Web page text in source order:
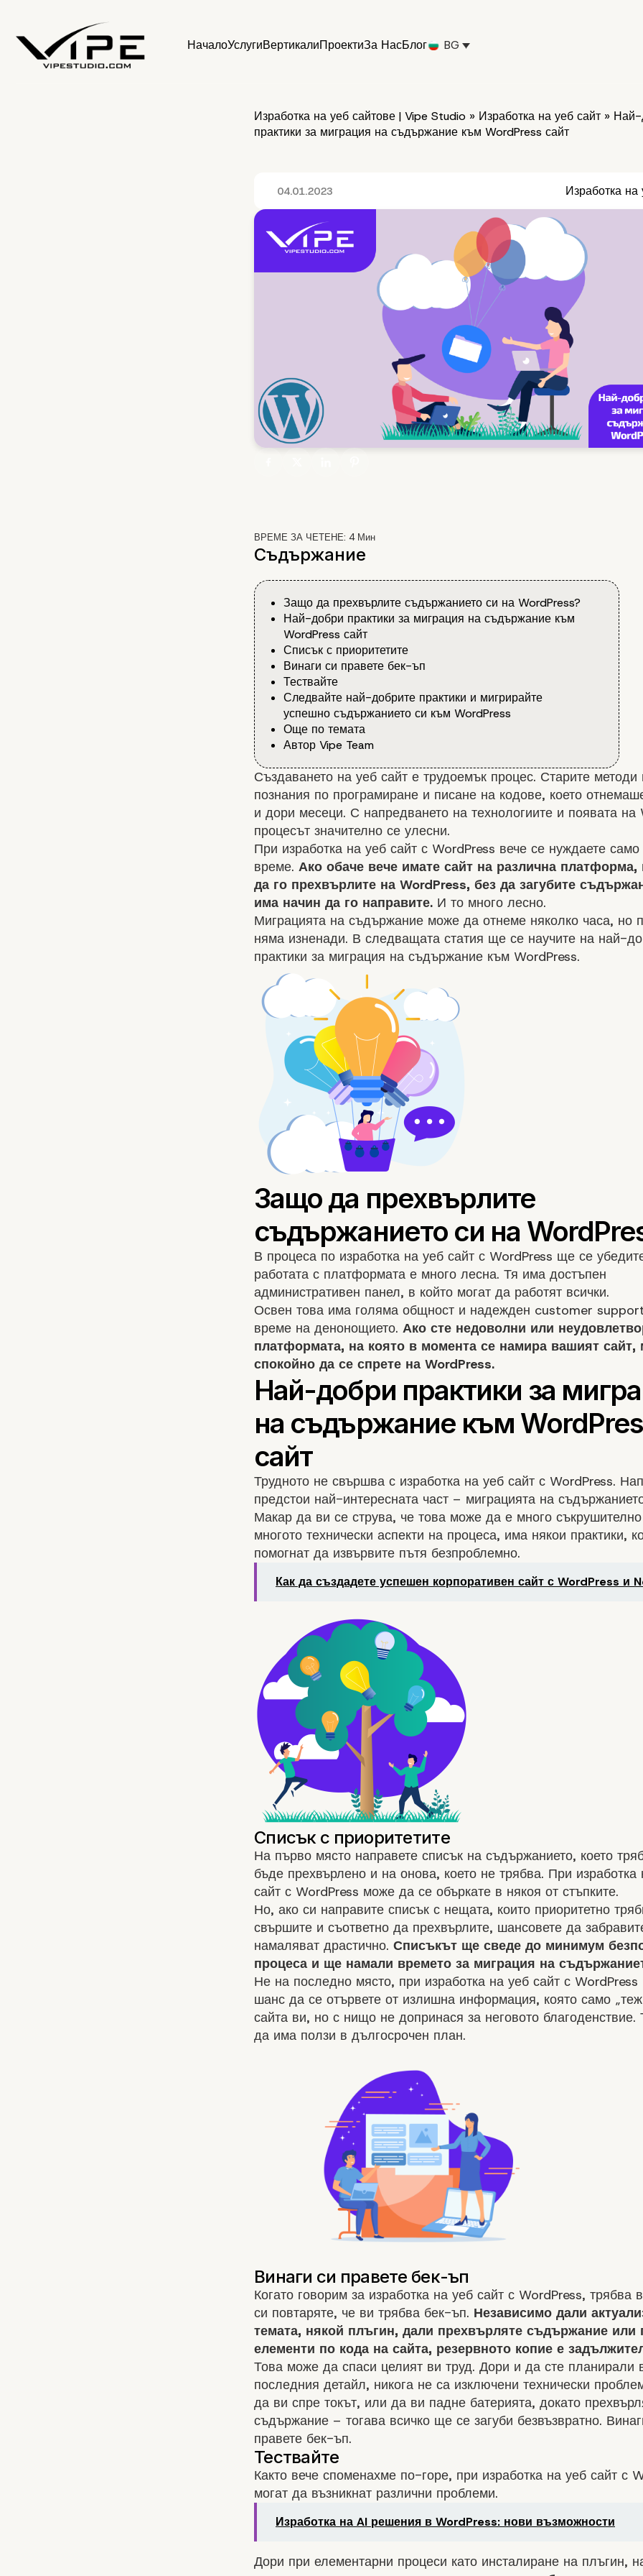
НачалоУслугиВертикалиПроектиЗа НасБлог BG
Изработка на уеб сайтове | Vipe Studio » Изработка на уеб сайт » Най-
практики за миграция на съдържание към WordPress сайт
04.01.2023 Изработка на
ВРЕМЕ ЗА ЧЕТЕНЕ: 4Мин
Съдържание
Защо да прехвърлите съдържанието си на WordPress?
Най-добри практики за миграция на съдържание към
WordPress сайт
Списък с приоритетите
Винаги си правете бек-ъп
Тествайте
Следвайте най-добрите практики и мигрирайте
успешно съдържанието си към WordPress
Още по темата
Автор Vipe Team
Създаването на уеб сайт е трудоемък процес. Старите методи
познания по програмиране и писане на кодове, което
и дори месеци. С напредването на технологиите и появата на
процесът значително се улесни.
При изработка на уеб сайт с WordPress вече се нуждаете
време. Ако обаче вече имате сайт на различна платформа,
да го прехвърлите на WordPress, без да загубите
има начин да го направите. И то много лесно.
Миграцията на съдържание може да отнеме няколко часа, но
няма изненади. В следващата статия ще се научите на най-
практики за миграция на съдържание към WordPress.
В процеса по изработка на уеб сайт с WordPress ще се
работата с платформата е много лесна. Тя има достъпен
административен панел, в който могат да работят всички.
Освен това има голяма общност и надежден customer
време на денонощието. Ако сте недоволни или
платформата, на която в момента се намира вашият сайт,
спокойно да се спрете на WordPress.
Трудното не свършва с изработка на уеб сайт с WordPress.
предстои най-интересната част – миграцията на
Макар да ви се струва, че това може да е много
многото технически аспекти на процеса, има някои практики,
помогнат да извървите пътя безпроблемно.
Как да създадете успешен корпоративен сайт с WordPress и
На първо място направете списък на съдържанието, което
бъде прехвърлено и на онова, което не трябва. При изработка
сайт с WordPress може да се объркате в някоя от стъпките.
Но, ако си направите списък с нещата, които приоритетно
свършите и съответно да прехвърлите, шансовете да
намаляват драстично. Списъкът ще сведе до минимум
процеса и ще намали времето за миграция на
Не на последно място, при изработка на уеб сайт с WordPress
шанс да се отървете от излишна информация, която само
сайта ви, но с нищо не допринася за неговото
да има ползи в дългосрочен план.
Когато говорим за изработка на уеб сайт с WordPress, трябва
си повтаряте, че ви трябва бек-ъп. Независимо дали
темата, някой плъгин, дали прехвърляте съдържание или
елементи по кода на сайта, резервното копие е
Това може да спаси целият ви труд. Дори и да сте планирали
последния детайл, никога не са изключени технически
да ви спре токът, или да ви падне батерията, докато
съдържание – тогава всичко ще се загуби безвъзвратно.
правете бек-ъп.
Както вече споменахме по-горе, при изработка на уеб сайт с
могат да възникнат различни проблеми.
Изработка на AI решения в WordPress: нови възможности
Дори при елементарни процеси като инсталиране на плъгин,